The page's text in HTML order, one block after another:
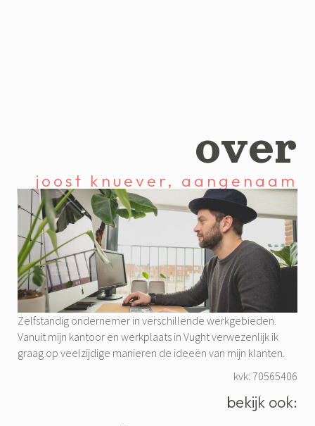
over
joost knuever, aangenaam
Zelfstandig ondernemer in verschillende werkgebieden.
Vanuit mijn kantoor en werkplaats in Vught verwezenlijk ik
graag op veelzijdige manieren de ideeën van mijn klanten.
kvk: 70565406
bekijk ook: